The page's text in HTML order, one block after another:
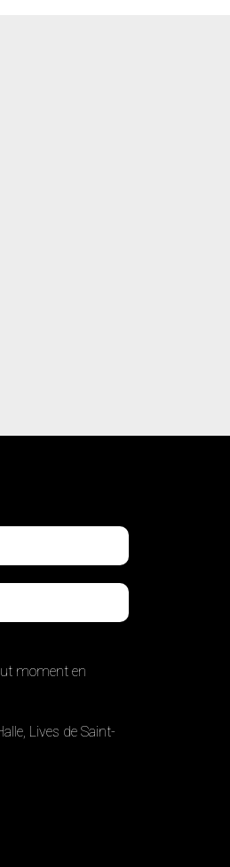
moment en
Lives de Saint-